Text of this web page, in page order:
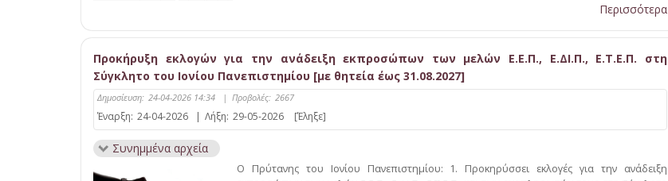
Περισσότερα
Προκήρυξη εκλογών για την ανάδειξη εκπροσώπων των μελών Ε.Ε.Π., Ε.ΔΙ.Π., Ε.Τ.Ε.Π. στη
Σύγκλητο του Ιονίου Πανεπιστημίου [με θητεία έως 31.08.2027]
Δημοσίευση: 24-04-2026 14:34 | Προβολές: 2667
Έναρξη: 24-04-2026 | Λήξη: 29-05-2026 [Έληξε]
Συνημμένα αρχεία
Ο Πρύτανης του Ιονίου Πανεπιστημίου: 1. Προκηρύσσει εκλογές για την ανάδειξη